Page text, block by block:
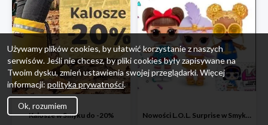
Kalosze w Smyku do -20% Nowości L.O.L. Surprise w Smyku do -45%
Używamy plików cookies, by ułatwić korzystanie z naszych
serwisów. Jeśli nie chcesz, by pliki cookies były zapisywane na
Twoim dysku, zmień ustawienia swojej przeglądarki. Więcej
informacji: polityka prywatności.
Ok, rozumiem